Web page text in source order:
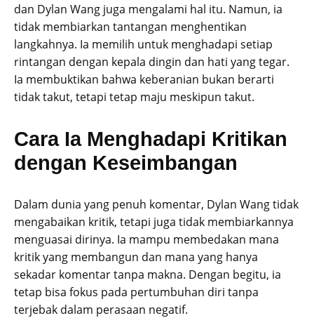
dan Dylan Wang juga mengalami hal itu. Namun, ia
tidak membiarkan tantangan menghentikan
langkahnya. Ia memilih untuk menghadapi setiap
rintangan dengan kepala dingin dan hati yang tegar.
Ia membuktikan bahwa keberanian bukan berarti
tidak takut, tetapi tetap maju meskipun takut.
Cara Ia Menghadapi Kritikan
dengan Keseimbangan
Dalam dunia yang penuh komentar, Dylan Wang tidak
mengabaikan kritik, tetapi juga tidak membiarkannya
menguasai dirinya. Ia mampu membedakan mana
kritik yang membangun dan mana yang hanya
sekadar komentar tanpa makna. Dengan begitu, ia
tetap bisa fokus pada pertumbuhan diri tanpa
terjebak dalam perasaan negatif.